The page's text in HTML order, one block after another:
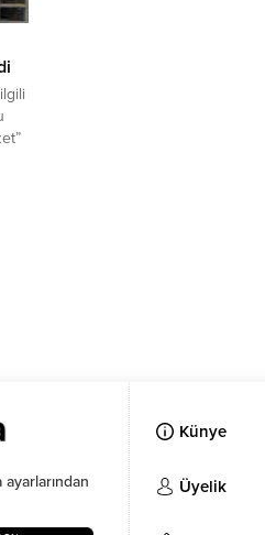
ayarlarından
Künye
Üyelik